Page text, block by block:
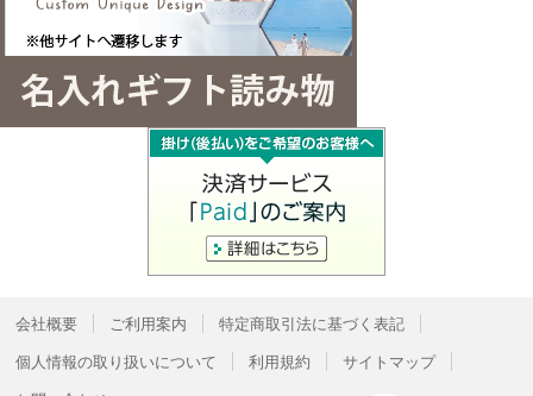
会社概要 ご利用案内
特定商取引法に基づく表記
個人情報の取り扱いについて
利用規約
サイトマップ